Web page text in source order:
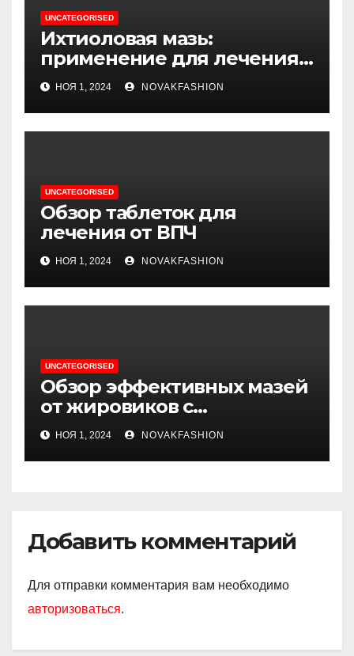
UNCATEGORISED
Ихтиоловая мазь:
применение для лечения
фурункулов
НОЯ 1, 2024 NOVAKFASHION
UNCATEGORISED
Обзор таблеток для
лечения от ВПЧ
НОЯ 1, 2024 NOVAKFASHION
UNCATEGORISED
Обзор эффективных мазей
от жировиков с
рассасывающим эффектом
НОЯ 1, 2024 NOVAKFASHION
Добавить комментарий
Для отправки комментария вам необходимо
авторизоваться.